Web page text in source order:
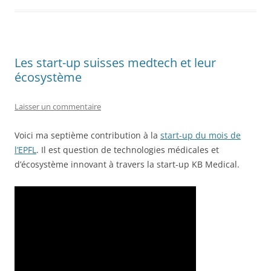
Les start-up suisses medtech et leur
écosystème
Laisser un commentaire
Voici ma septième contribution à la start-up du mois de
l’EPFL. Il est question de technologies médicales et
d’écosystème innovant à travers la start-up KB Medical.